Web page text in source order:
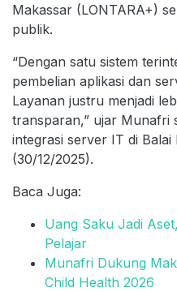
Makassar (LONTARA+)
publik.
“Dengan satu sistem
pembelian aplikasi dan
Layanan justru menjadi
transparan,” ujar Munafri
integrasi server IT di Balai
(30/12/2025).
Baca Juga:
Uang Saku Jadi
Pelajar
Munafri Dukung
Child Health 2026